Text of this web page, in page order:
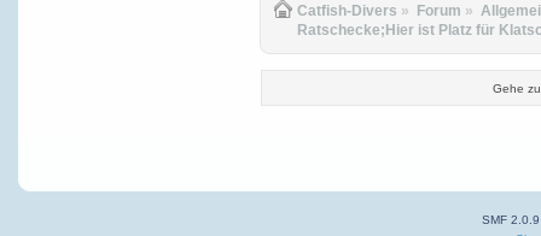
Catfish-Divers » Forum »
Ratschecke;Hier ist Platz für
Gehe
SMF 2.0.9